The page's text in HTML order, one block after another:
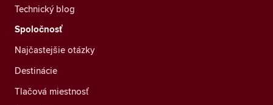
Technický blog
Spoločnosť
Najčastejšie otázky
Destinácie
Tlačová miestnosť